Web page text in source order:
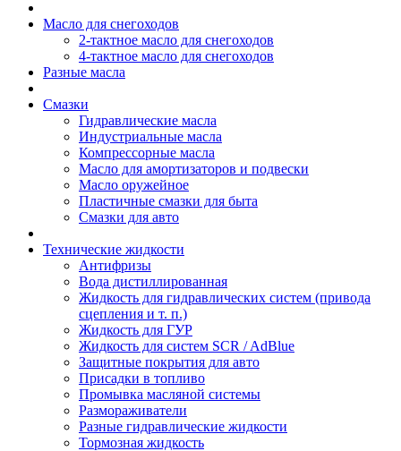
Масло для снегоходов
2-тактное масло для снегоходов
4-тактное масло для снегоходов
Разные масла
Смазки
Гидравлические масла
Индустриальные масла
Компрессорные масла
Масло для амортизаторов и подвески
Масло оружейное
Пластичные смазки для быта
Смазки для авто
Технические жидкости
Антифризы
Вода дистиллированная
Жидкость для гидравлических систем (привода
сцепления и т. п.)
Жидкость для ГУР
Жидкость для систем SCR / AdBlue
Защитные покрытия для авто
Присадки в топливо
Промывка масляной системы
Размораживатели
Разные гидравлические жидкости
Тормозная жидкость